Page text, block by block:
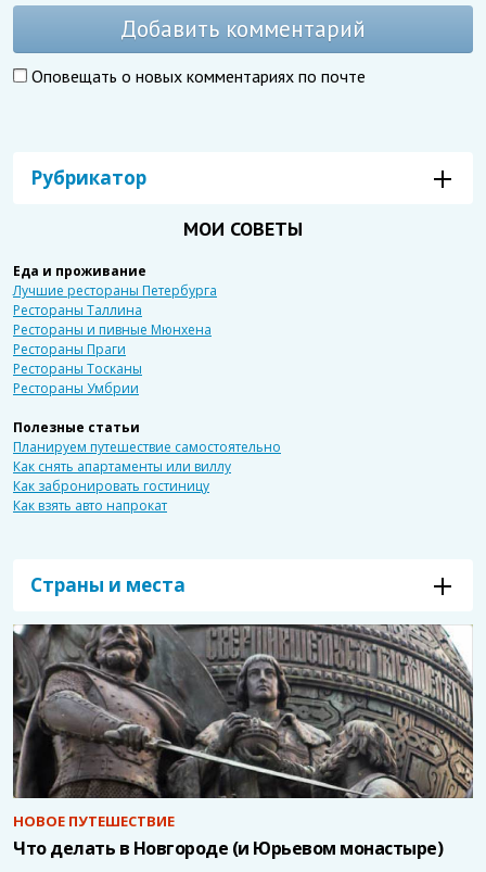
Добавить комментарий
Оповещать о новых комментариях по почте
Рубрикатор
МОИ СОВЕТЫ
Еда и проживание
Лучшие рестораны Петербурга
Рестораны Таллина
Рестораны и пивные Мюнхена
Рестораны Праги
Рестораны Тосканы
Рестораны Умбрии
Полезные статьи
Планируем путешествие самостоятельно
Как снять апартаменты или виллу
Как забронировать гостиницу
Как взять авто напрокат
Страны и места
НОВОЕ ПУТЕШЕСТВИЕ
Что делать в Новгороде (и Юрьевом монастыре)